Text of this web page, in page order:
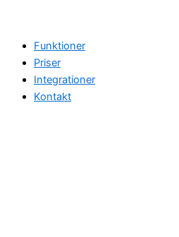
Funktioner
Priser
Integrationer
Kontakt